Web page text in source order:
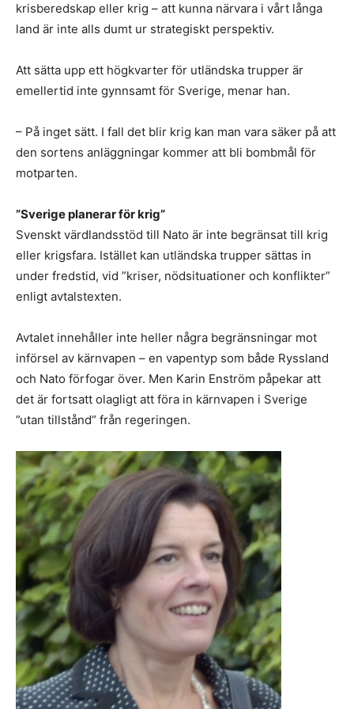
krisberedskap eller krig – att kunna närvara i vårt långa
land är inte alls dumt ur strategiskt perspektiv.
Att sätta upp ett högkvarter för utländska trupper är
emellertid inte gynnsamt för Sverige, menar han.
– På inget sätt. I fall det blir krig kan man vara säker på att
den sortens anläggningar kommer att bli bombmål för
motparten.
”Sverige planerar för krig”
Svenskt värdlandsstöd till Nato är inte begränsat till krig
eller krigsfara. Istället kan utländska trupper sättas in
under fredstid, vid ”kriser, nödsituationer och konflikter”
enligt avtalstexten.
Avtalet innehåller inte heller några begränsningar mot
införsel av kärnvapen – en vapentyp som både Ryssland
och Nato förfogar över. Men Karin Enström påpekar att
det är fortsatt olagligt att föra in kärnvapen i Sverige
”utan tillstånd” från regeringen.